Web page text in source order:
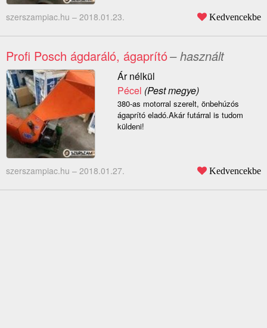
szerszampiac.hu – 2018.01.23. Kedvencekbe
Profi Posch ágdaráló, ágaprító– használt
Ár nélkül
Pécel (Pest megye)
380-as motorral szerelt, önbehúzós
ágaprító eladó.Akár futárral is tudom
küldeni!
szerszampiac.hu – 2018.01.27. Kedvencekbe